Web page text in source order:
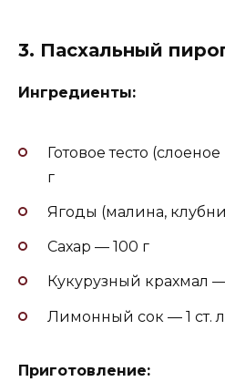
3. Пасхальный
Ингредиенты:
Готовое тесто
г
Ягоды (малина,
Сахар — 100 г
Кукурузный крахмал —
Лимонный сок — 1 ст.
Приготовление: